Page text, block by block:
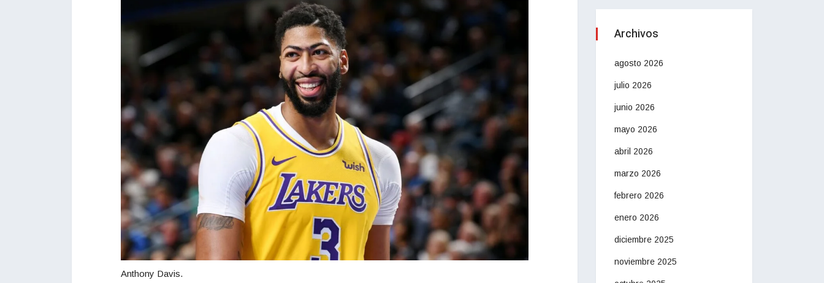
Anthony Davis.
Archivos
agosto 2026
julio 2026
junio 2026
mayo 2026
abril 2026
marzo 2026
febrero 2026
enero 2026
diciembre 2025
noviembre 2025